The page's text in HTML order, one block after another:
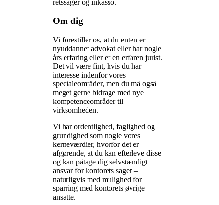
retssager og inkasso.
Om dig
Vi forestiller os, at du enten er
nyuddannet advokat eller har nogle
års erfaring eller er en erfaren jurist.
Det vil være fint, hvis du har
interesse indenfor vores
specialeområder, men du må også
meget gerne bidrage med nye
kompetenceområder til
virksomheden.
Vi har ordentlighed, faglighed og
grundighed som nogle vores
kerneværdier, hvorfor det er
afgørende, at du kan efterleve disse
og kan påtage dig selvstændigt
ansvar for kontorets sager –
naturligvis med mulighed for
sparring med kontorets øvrige
ansatte.